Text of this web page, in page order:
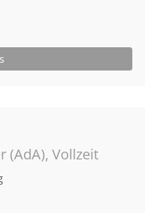
(AdA), Vollzeit